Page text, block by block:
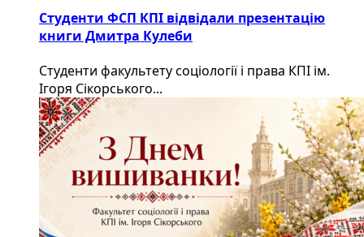
Студенти ФСП КПІ відвідали презентацію
книги Дмитра Кулеби
Студенти факультету соціології і права КПІ ім.
Ігоря Сікорського...